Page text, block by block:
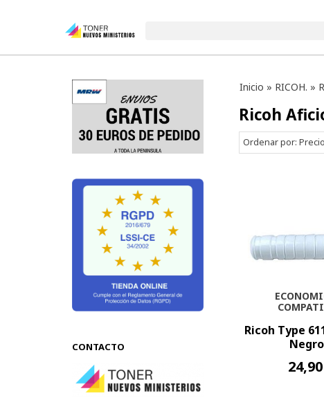
CONTACTO
Inicio » RICOH. »
Ricoh
Ordenar por: Precio
Ricoh Type